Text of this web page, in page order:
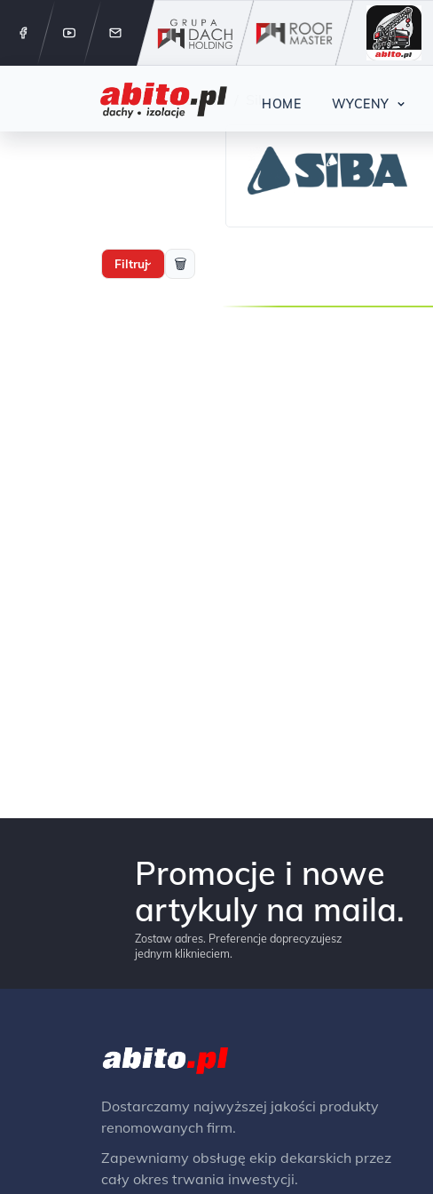
12 288 24 42
HOME WYCENY
Start Producenci Siba
Filtruj› 🗑
Promocje i nowe
artykuly na maila.
Zostaw adres. Preferencje doprecyzujesz
jednym kliknieciem.
Dostarczamy najwyższej jakości produkty
renomowanych firm.
Zapewniamy obsługę ekip dekarskich przez
cały okres trwania inwestycji.